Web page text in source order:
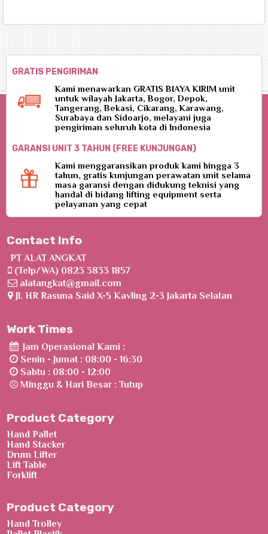
GRATIS PENGIRIMAN
Kami menawarkan GRATIS BIAYA KIRIM unit
untuk wilayah Jakarta, Bogor, Depok,
Tangerang, Bekasi, Cikarang, Karawang,
Surabaya dan Sidoarjo, melayani juga
pengiriman seluruh kota di Indonesia
GARANSI UNIT 3 TAHUN (FREE KUNJUNGAN)
Kami menggaransikan produk kami hingga 3
tahun, gratis kunjungan perawatan unit selama
masa garansi dengan didukung teknisi yang
handal di bidang lifting equipment serta
pelayanan yang cepat
Contact Info
PT ALAT ANGKAT
(Telp/WA) 0823 3833 1857
alatangkat@gmail.com
Jl. HR Rasuna Said X-5 Kavling 2-3 Jakarta Selatan
Work Times
Jam Operasional Kami :
Senin - Jumat : 08:00 - 16:30
Sabtu : 08:00 - 12:00
Minggu & Hari Besar : Tutup
Product Category
Hand Pallet
Hand Stacker
Drum Lifter
Lift Table
Forklift
Product Category
Hand Trolley